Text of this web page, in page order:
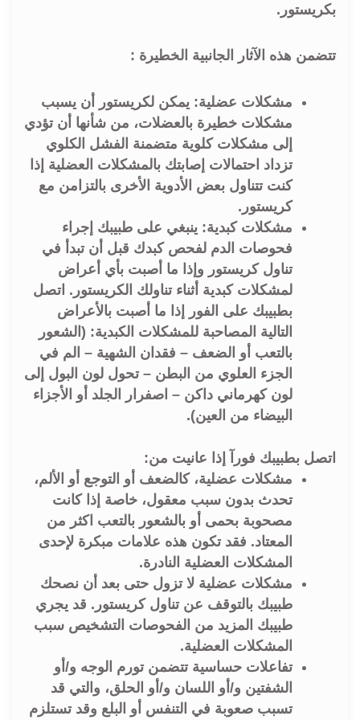
بكريستور.
تتضمن هذه الآثار الجانبية الخطيرة :
مشكلات عضلية: يمكن لكريستور أن يسبب
مشكلات خطيرة بالعضلات، من شأنها أن تؤدي
إلى مشكلات كلوية متضمنة الفشل الكلوي
تزداد احتمالات إصابتك بالمشكلات العضلية إذا
كنت تتناول بعض الأدوية الأخرى بالتزامن مع
كريستور.
مشكلات كبدية: ينبغي على طبيبك إجراء
فحوصات الدم لفحص كبدك قبل أن تبدأ في
تناول كريستور وإذا ما أصبت بأي أعراض
لمشكلات كبدية أثناء تناولك الكريستور. اتصل
بطبيبك على الفور إذا ما أصبت بالأعراض
التالية المصاحبة للمشكلات الكبدية: (الشعور
بالتعب أو الضعف – فقدان الشهية – الم في
الجزء العلوي من البطن – تحول لون البول إلى
لون كهرماني داكن – اصفرار الجلد أو الأجزاء
البيضاء من العين).
اتصل بطبيبك فورآ إذا عانيت من:
مشكلات عضلية، كالضعف أو التوجع أو الألم،
تحدث بدون سبب معقول، خاصة إذا كانت
مصحوبة بحمى أو بالشعور بالتعب اكثر من
المعتاد. فقد تكون هذه علامات مبكرة لإحدى
المشكلات العضلية النادرة.
مشكلات عضلية لا تزول حتى بعد أن نصحك
طبيبك بالتوقف عن تناول كريستور. قد يجري
طبيبك المزيد من الفحوصات التشخيص سبب
المشكلات العضلية.
تفاعلات حساسية تتضمن تورم الوجه و/أو
الشفتين و/أو اللسان و/أو الحلق، والتي قد
تسبب صعوبة في التنفس أو البلع وقد تستلزم